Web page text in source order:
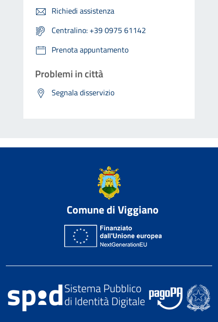
Richiedi assistenza
Centralino: +39 0975 61142
Prenota appuntamento
Problemi in città
Segnala disservizio
Comune di Viggiano